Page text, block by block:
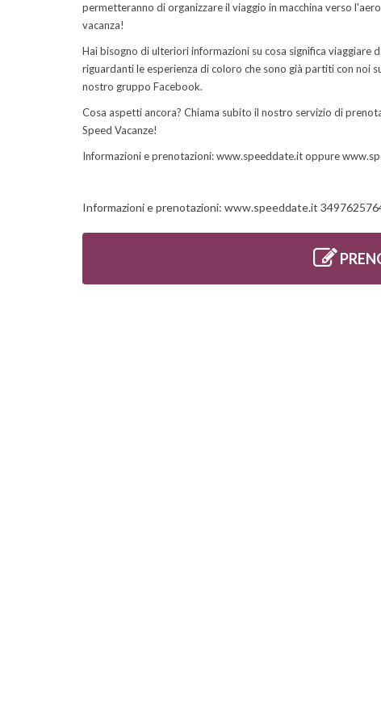
permetteranno di organizzare il viaggio in macchina verso
vacanza!
Hai bisogno di ulteriori informazioni su cosa significa viaggiare
riguardanti le esperienza di coloro che sono già partiti con noi
nostro gruppo Facebook.
Cosa aspetti ancora? Chiama subito il nostro servizio di
Speed Vacanze!
Informazioni e prenotazioni: www.speeddate.it oppure
Informazioni e prenotazioni: www.speeddate.it